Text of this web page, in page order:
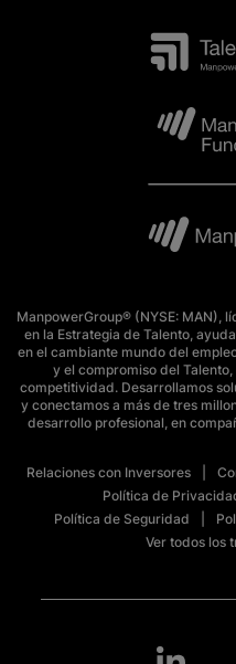
ManpowerGroup® (NYSE: MAN),
en la Estrategia de Talento,
en el cambiante mundo del
y el compromiso del
competitividad. Desarrollamos
y conectamos a más de tres
desarrollo profesional, en
Relaciones con Inversores
Política de
Política de Seguridad
Ver todos los